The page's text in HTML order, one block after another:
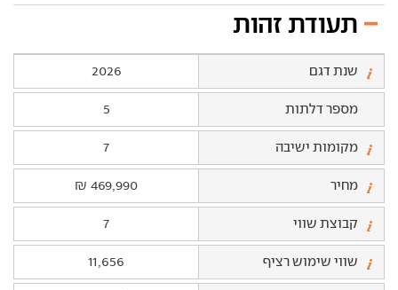
תעודת זהות
שנת דגם 2026
מספר דלתות 5
מקומות ישיבה 7
מחיר 469,990 ₪
קבוצת שווי 7
שווי שימוש רציף 11,656